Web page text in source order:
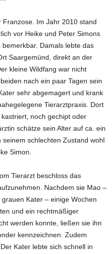
Im Jahr 2010 stand
vor Heike und Peter Simons
Damals lebte das
Saargemünd, direkt an der
kleine Wildfang war nicht
nach ein paar Tagen sein
sehr abgemagert und krank
Tierarztpraxis. Dort
noch gechipt oder
schätze sein Alter auf ca. ein
schlechten Zustand wohl
Simon.
Tierarzt beschloss das
Nachdem sie Mao –
Kater – einige Wochen
und ein rechtmäßiger
werden konnte, ließen sie ihn
kennzeichnen. Zudem
Kater lebte sich schnell in